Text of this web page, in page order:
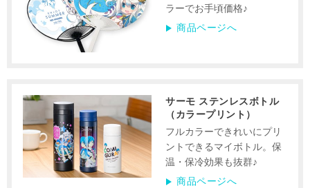
ラーでお手頃価格♪
商品ページへ
サーモ ステンレスボトル
（カラープリント）
フルカラーできれいにプリ
ントできるマイボトル。保
温・保冷効果も抜群♪
商品ページへ